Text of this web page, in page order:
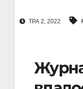
ТРА 2, 2022